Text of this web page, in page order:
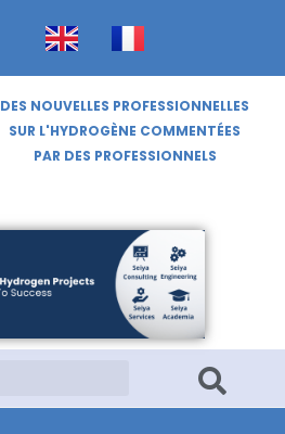
DES NOUVELLES PROFESSIONNELLES
SUR L'HYDROGÈNE COMMENTÉES
PAR DES PROFESSIONNELS